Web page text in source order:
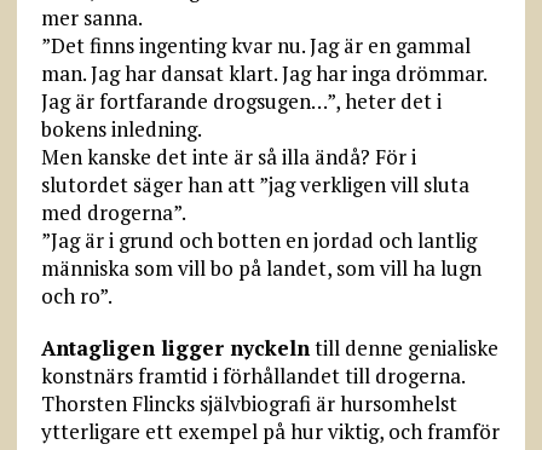
mer sanna.
”Det finns ingenting kvar nu. Jag är en gammal
man. Jag har dansat klart. Jag har inga drömmar.
Jag är fortfarande drogsugen…”, heter det i
bokens inledning.
Men kanske det inte är så illa ändå? För i
slutordet säger han att ”jag verkligen vill sluta
med drogerna”.
”Jag är i grund och botten en jordad och lantlig
människa som vill bo på landet, som vill ha lugn
och ro”.
Antagligen ligger nyckelntill denne genialiske
konstnärs framtid i förhållandet till drogerna.
Thorsten Flincks självbiografi är hursomhelst
ytterligare ett exempel på hur viktig, och framför